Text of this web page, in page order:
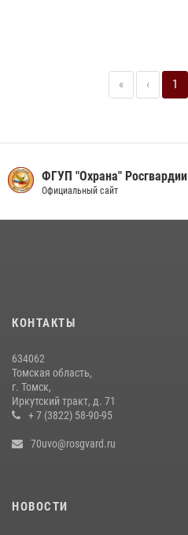
« ‹ 1
ФГУП "Охрана" Росгвардии
Официальный сайт
КОНТАКТЫ
634062
Томская область,
г. Томск,
Иркутский тракт, д. 71
+ 7 (3822) 58-90-95
70uvo@rosgvard.ru
НОВОСТИ